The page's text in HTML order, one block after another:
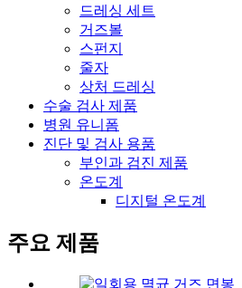
드레싱 세트
거즈볼
스펀지
줄자
상처 드레싱
수술 검사 제품
병원 유니폼
진단 및 검사 용품
부인과 검진 제품
온도계
디지털 온도계
주요 제품